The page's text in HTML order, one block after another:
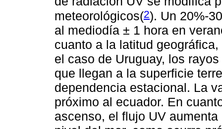
meteorológicos(2). Un 20%-
al mediodía ± 1 hora en
cuanto a la latitud
el caso de Uruguay, los
que llegan a la superficie
dependencia estacional. La
próximo al ecuador. En
ascenso, el flujo UV